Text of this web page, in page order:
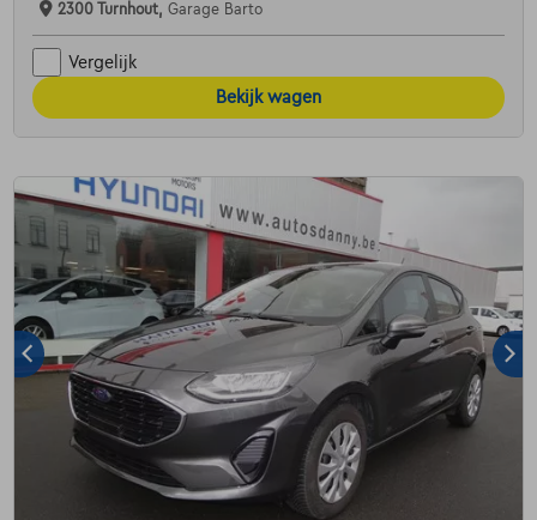
2300 Turnhout, Garage Barto
Vergelijk
Bekijk wagen